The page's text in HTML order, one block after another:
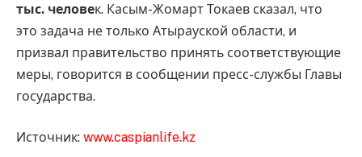
тыс. человек. Касым-Жомарт Токаев сказал, что
это задача не только Атырауской области, и
призвал правительство принять соответствующие
меры, говорится в сообщении пресс-службы Главы
государства.
Источник: www.caspianlife.kz